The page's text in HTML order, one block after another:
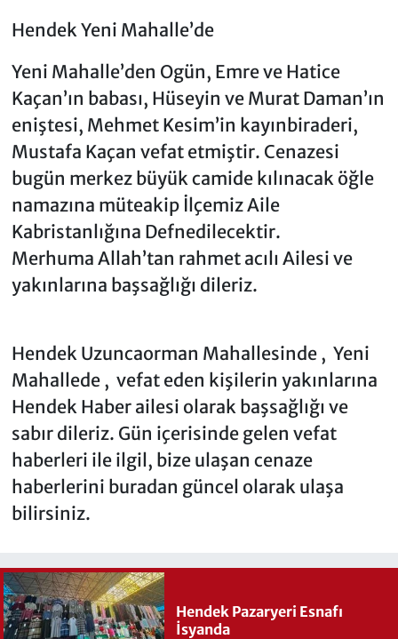
Hendek Yeni Mahalle’de
Yeni Mahalle’den Ogün, Emre ve Hatice
Kaçan’ın babası, Hüseyin ve Murat Daman’ın
eniştesi, Mehmet Kesim’in kayınbiraderi,
Mustafa Kaçan vefat etmiştir. Cenazesi
bugün merkez büyük camide kılınacak öğle
namazına müteakip İlçemiz Aile
Kabristanlığına Defnedilecektir.
Merhuma Allah’tan rahmet acılı Ailesi ve
yakınlarına başsağlığı dileriz.
Hendek Uzuncaorman Mahallesinde , Yeni
Mahallede , vefat eden kişilerin yakınlarına
Hendek Haber ailesi olarak başsağlığı ve
sabır dileriz. Gün içerisinde gelen vefat
haberleri ile ilgil, bize ulaşan cenaze
haberlerini buradan güncel olarak ulaşa
bilirsiniz.
Hendek Pazaryeri Esnafı
İsyanda